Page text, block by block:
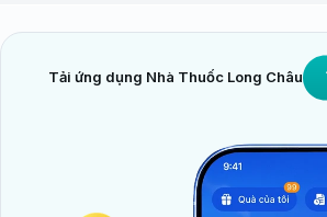
Tải ứng dụng Nhà Thuốc Long Châu